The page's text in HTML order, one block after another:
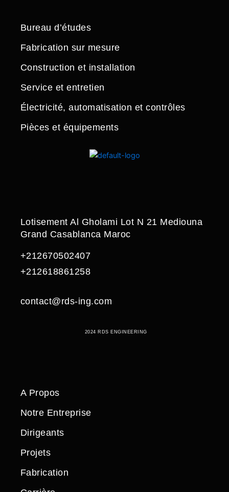
Bureau d’études
Fabrication sur mesure
Construction et installation
Service et entretien
Électricité, automatisation et contrôles
Pièces et équipements
Lotisement Al Gholami Lot N 21 Mediouna
Grand Casablanca Maroc
+212670502407
+212618861258
contact@rds-ing.com
2024 RDS ENGINEERING
A Propos
Notre Entreprise
Dirigeants
Projets
Fabrication